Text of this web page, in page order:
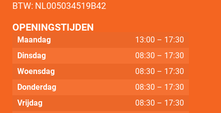
BTW: NL005034519B42
OPENINGSTIJDEN
Maandag
13:00 – 17:30
Dinsdag
08:30 – 17:30
Woensdag
08:30 – 17:30
Donderdag
08:30 – 17:30
Vrijdag
08:30 – 17:30